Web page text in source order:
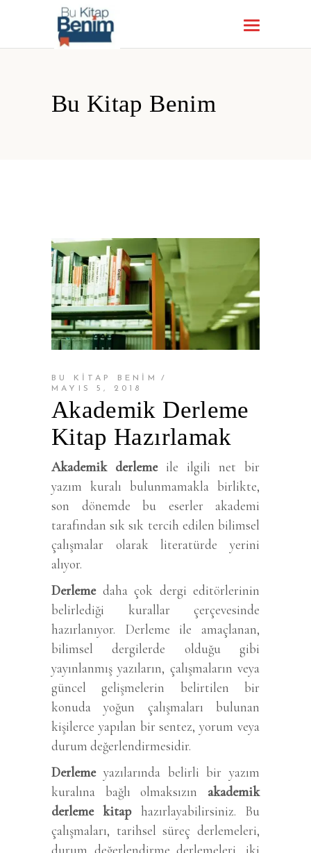
Bu Kitap Benim
BU KİTAP BENİM
MAYIS 5, 2018
Akademik Derleme
Kitap Hazırlamak
Akademik derlemeile ilgili net bir
yazım kuralı bulunmamakla birlikte,
son dönemde bu eserler akademi
tarafından sık sık tercih edilen bilimsel
çalışmalar olarak literatürde yerini
alıyor.
Derleme daha çok dergi editörlerinin
belirlediği kurallar çerçevesinde
hazırlanıyor. Derleme ile amaçlanan,
bilimsel dergilerde olduğu gibi
yayınlanmış yazıların, çalışmaların veya
güncel gelişmelerin belirtilen bir
konuda yoğun çalışmaları bulunan
kişilerce yapılan bir sentez, yorum veya
durum değerlendirmesidir.
Derlemeyazılarında belirli bir yazım
kuralına bağlı olmaksızın akademik
derleme kitap hazırlayabilirsiniz. Bu
çalışmaları, tarihsel süreç derlemeleri,